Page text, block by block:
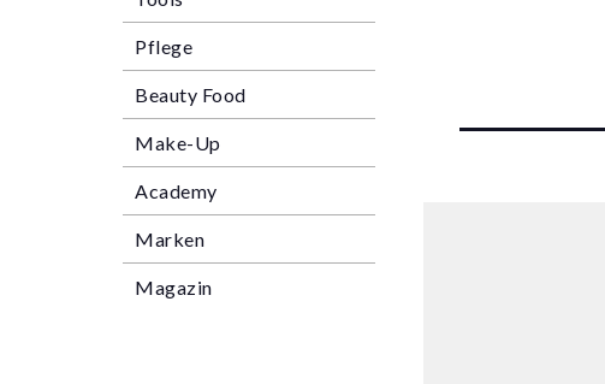
Pflege
Beauty Food
Make-Up
Academy
Marken
Magazin